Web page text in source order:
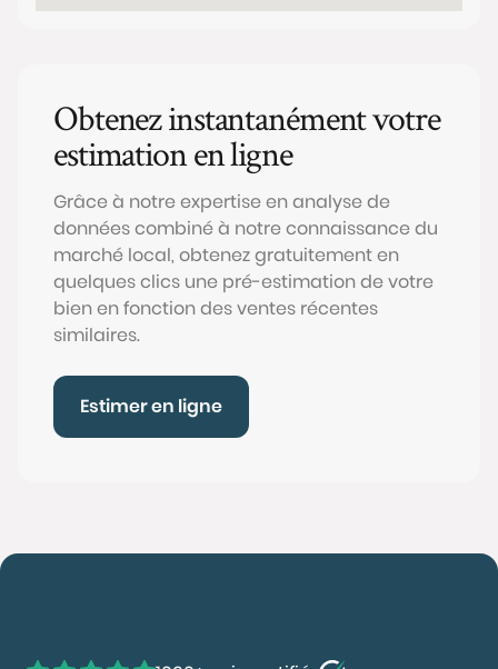
Obtenez instantanément votre
estimation en ligne
Grâce à notre expertise en analyse de
données combiné à notre connaissance du
marché local, obtenez gratuitement en
quelques clics une pré-estimation de votre
bien en fonction des ventes récentes
similaires.
Estimer en ligne